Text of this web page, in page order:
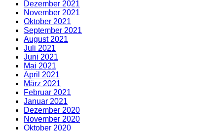
Dezember 2021
November 2021
Oktober 2021
September 2021
August 2021
Juli 2021
Juni 2021
Mai 2021
April 2021
März 2021
Februar 2021
Januar 2021
Dezember 2020
November 2020
Oktober 2020